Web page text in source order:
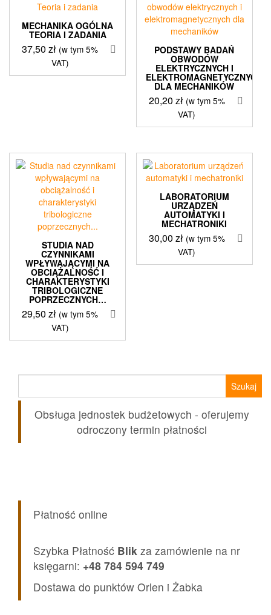
MECHANIKA OGÓLNA
TEORIA I ZADANIA
37,50zł (w tym 5%
VAT)
PODSTAWY BADAŃ
OBWODÓW
ELEKTRYCZNYCH I
ELEKTROMAGNETYCZNYCH
DLA MECHANIKÓW
20,20 zł (w tym 5%
VAT)
STUDIA NAD
CZYNNIKAMI
WPŁYWAJĄCYMI NA
OBCIĄŻALNOŚĆ I
CHARAKTERYSTYKI
TRIBOLOGICZNE
POPRZECZNYCH…
29,50zł (w tym 5%
VAT)
LABORATORIUM
URZĄDZEŃ
AUTOMATYKI I
MECHATRONIKI
30,00 zł (w tym 5%
VAT)
Obsługa jednostek budżetowych - oferujemy
odroczony termin płatności
Płatność online
Szybka Płatność Blik za zamówienie na nr
księgarni: +48 784 594 749
Dostawa do punktów Orlen i Żabka